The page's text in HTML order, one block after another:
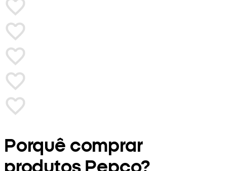
Porquê comprar
produtos Pepco?